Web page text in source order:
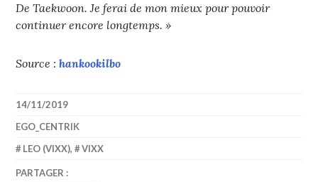
De Taekwoon. Je ferai de mon mieux pour pouvoir
continuer encore longtemps. »
Source :hankookilbo
14/11/2019
EGO_CENTRIK
LEO (VIXX), VIXX
PARTAGER :